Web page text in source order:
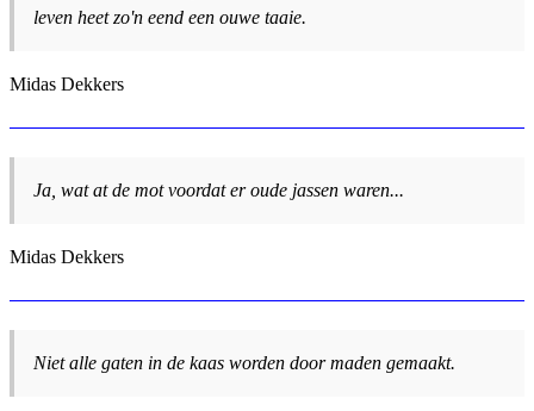
leven heet zo'n eend een ouwe taaie.
Midas Dekkers
Ja, wat at de mot voordat er oude jassen waren...
Midas Dekkers
Niet alle gaten in de kaas worden door maden gemaakt.